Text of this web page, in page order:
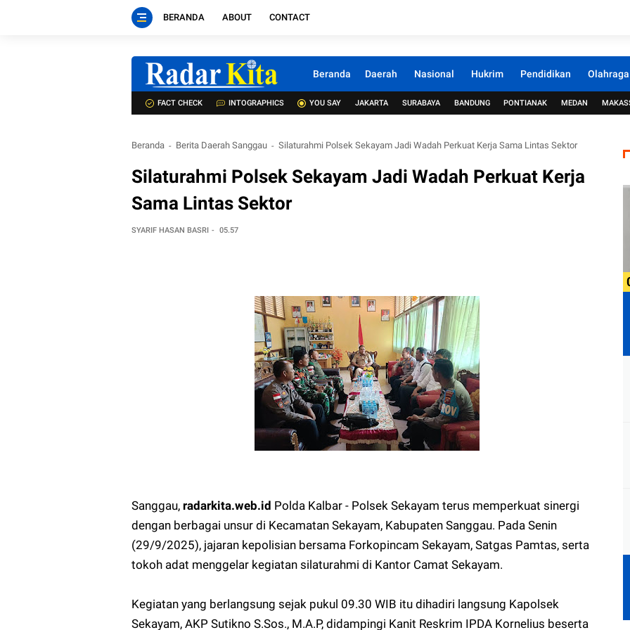
BERANDA ABOUT CONTACT
Beranda Daerah Nasional Hukrim Pendidikan Olahraga
FACT CHECK INTOGRAPHICS YOU SAY JAKARTA SURABAYA BANDUNG PONTIANAK MEDAN
Beranda Berita Daerah Sanggau Silaturahmi Polsek Sekayam Jadi Wadah Perkuat Kerja Sama Lintas Sektor
Silaturahmi Polsek Sekayam Jadi Wadah Perkuat Kerja
Sama Lintas Sektor
SYARIF HASAN BASRI 05.57
Sanggau, radarkita.web.id Polda Kalbar - Polsek Sekayam terus memperkuat sinergi
dengan berbagai unsur di Kecamatan Sekayam, Kabupaten Sanggau. Pada Senin
(29/9/2025), jajaran kepolisian bersama Forkopincam Sekayam, Satgas Pamtas, serta
tokoh adat menggelar kegiatan silaturahmi di Kantor Camat Sekayam.
Kegiatan yang berlangsung sejak pukul 09.30 WIB itu dihadiri langsung Kapolsek
Sekayam, AKP Sutikno S.Sos., M.A.P, didampingi Kanit Reskrim IPDA Kornelius beserta